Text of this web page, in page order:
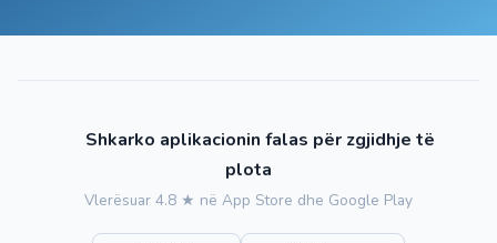
Shkarko aplikacionin falas për zgjidhje të
plota
Vlerësuar 4.8 ★ në App Store dhe Google Play